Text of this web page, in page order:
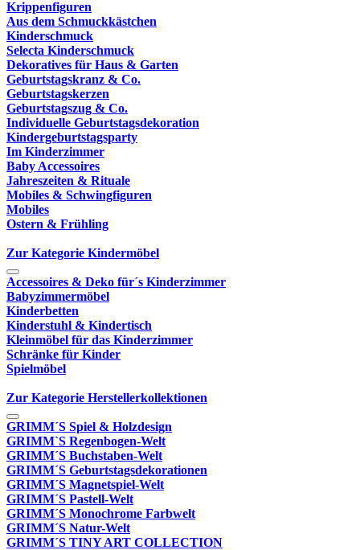
Krippenfiguren
Aus dem Schmuckkästchen
Kinderschmuck
Selecta Kinderschmuck
Dekoratives für Haus & Garten
Geburtstagskranz & Co.
Geburtstagskerzen
Geburtstagszug & Co.
Individuelle Geburtstagsdekoration
Kindergeburtstagsparty
Im Kinderzimmer
Baby Accessoires
Jahreszeiten & Rituale
Mobiles & Schwingfiguren
Mobiles
Ostern & Frühling
Zur Kategorie Kindermöbel
Accessoires & Deko für´s Kinderzimmer
Babyzimmermöbel
Kinderbetten
Kinderstuhl & Kindertisch
Kleinmöbel für das Kinderzimmer
Schränke für Kinder
Spielmöbel
Zur Kategorie Herstellerkollektionen
GRIMM´S Spiel & Holzdesign
GRIMM`S Regenbogen-Welt
GRIMM´S Buchstaben-Welt
GRIMM´S Geburtstagsdekorationen
GRIMM´S Magnetspiel-Welt
GRIMM´S Pastell-Welt
GRIMM´S Monochrome Farbwelt
GRIMM´S Natur-Welt
GRIMM´S TINY ART COLLECTION